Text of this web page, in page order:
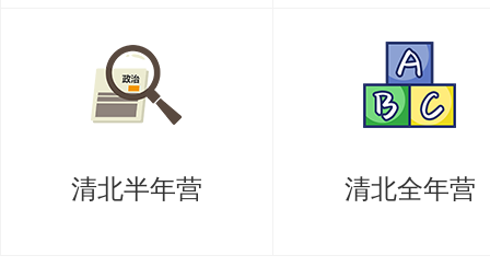
分满）一天一套真题加改错，一
真题（不用专门留一套等考前做
候就不太有时间能完整的做完一
清北半年营 清北全年营